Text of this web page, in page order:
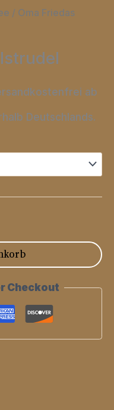
/ Oma Friedas
ab
Deutschlands.
Checkout